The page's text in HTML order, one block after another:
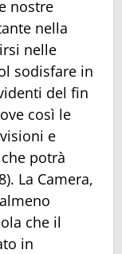
nostre
nella
nelle
sodisfare in
del fin
così le
e
potrà
La Camera,
che il
in